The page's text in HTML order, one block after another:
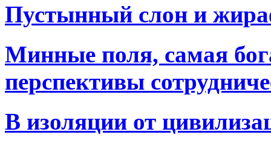
Пустынный слон и
Минные поля, самая
перспективы
В изоляции от